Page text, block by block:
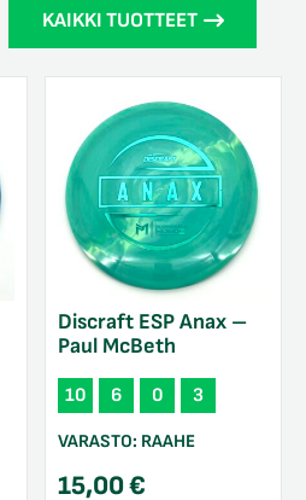
KAIKKI TUOTTEET
Discraft ESP Anax –
Paul McBeth
10 6 0 3
VARASTO: RAAHE
15,00€